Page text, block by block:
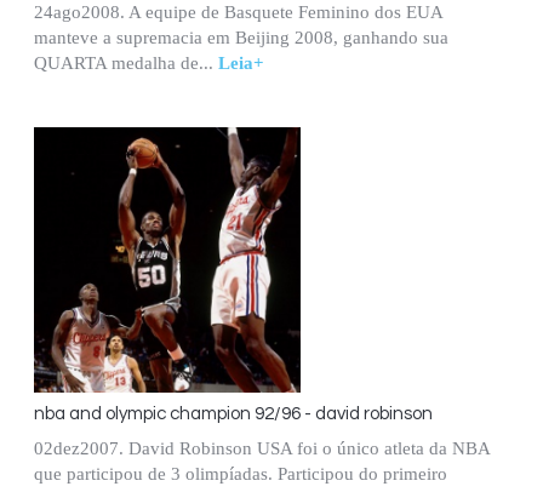
24ago2008. A equipe de Basquete Feminino dos EUA
manteve a supremacia em Beijing 2008, ganhando sua
QUARTA medalha de... Leia+
nba and olympic champion 92/96 - david robinson
02dez2007. David Robinson USA foi o único atleta da NBA
que participou de 3 olimpíadas. Participou do primeiro